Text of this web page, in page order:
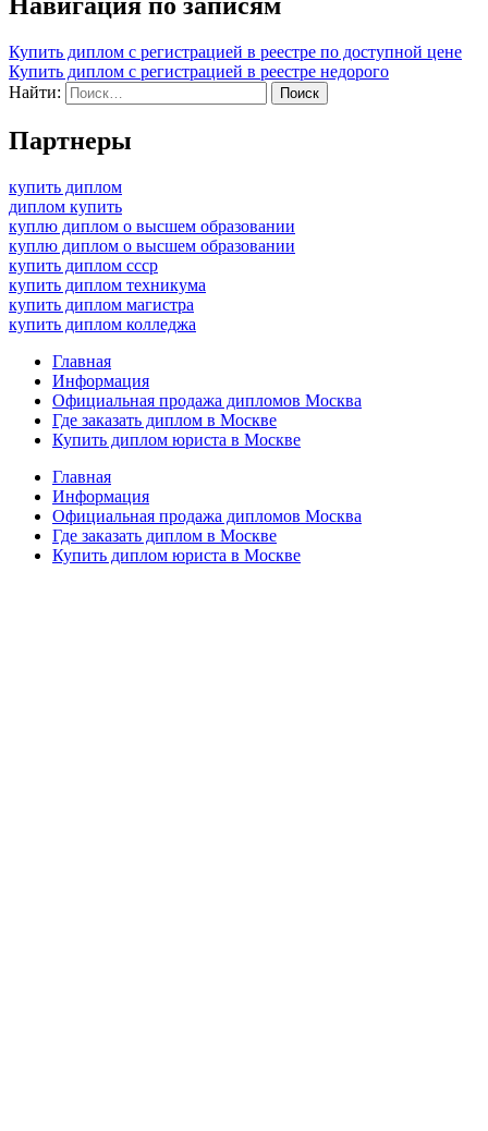
Навигация по записям
Купить диплом с регистрацией в реестре по доступной цене
Купить диплом с регистрацией в реестре недорого
Найти:
Партнеры
купить диплом
диплом купить
куплю диплом о высшем образовании
куплю диплом о высшем образовании
купить диплом ссср
купить диплом техникума
купить диплом магистра
купить диплом колледжа
Главная
Информация
Официальная продажа дипломов Москва
Где заказать диплом в Москве
Купить диплом юриста в Москве
Главная
Информация
Официальная продажа дипломов Москва
Где заказать диплом в Москве
Купить диплом юриста в Москве